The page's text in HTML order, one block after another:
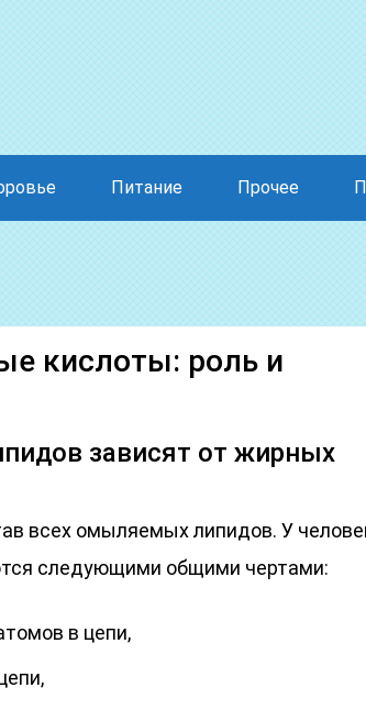
Питание Прочее
кислоты: роль и
зависят от жирных
всех омыляемых липидов. У
следующими общими чертами:
в цепи,